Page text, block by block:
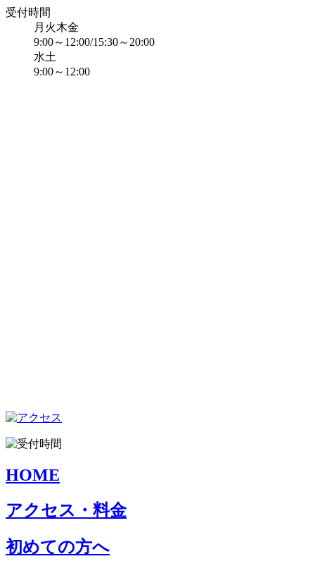
受付時間
月火木金
9:00～12:00/15:30～20:00
水土
9:00～12:00
HOME
アクセス・料金
初めての方へ